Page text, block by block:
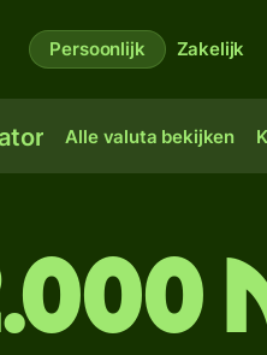
Persoonlijk Zakelijk
Alle valuta bekijken